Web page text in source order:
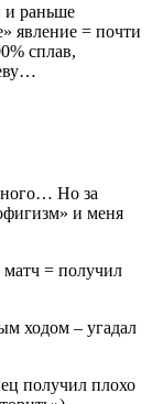
и раньше
явление = почти
сплав,
Но за
и меня
= получил
ходом – угадал
получил плохо